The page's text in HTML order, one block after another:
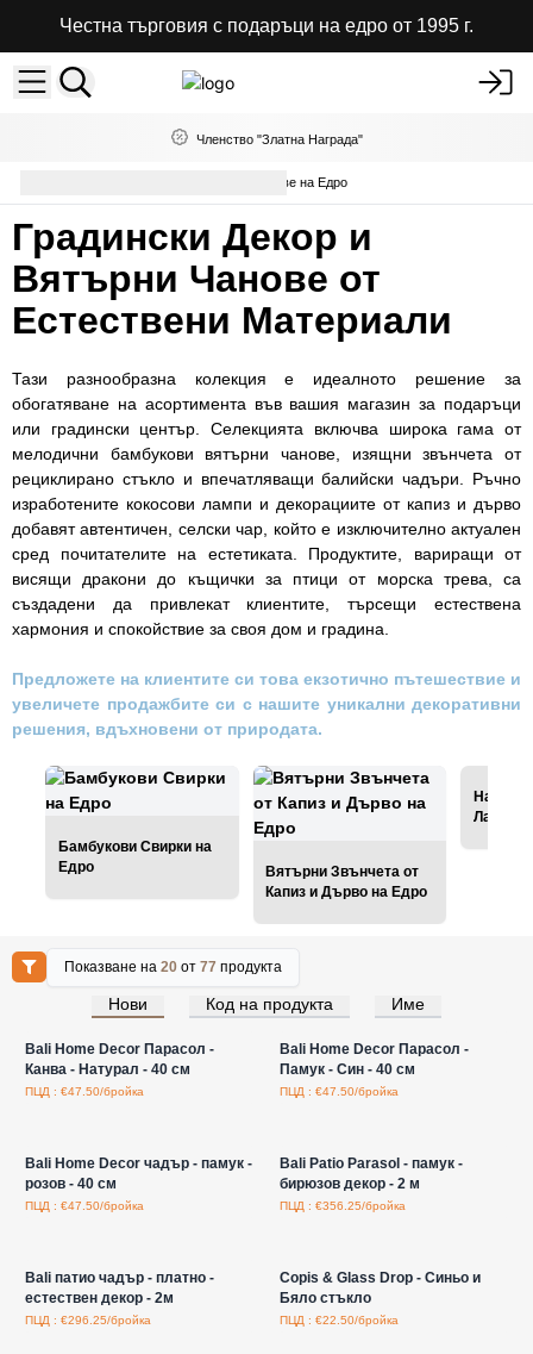
Честна търговия с подаръци на едро от 1995 г.
Членство "Златна Награда"
Градински Декор и Вятърни Чанове на Едро
Градински Декор и
Вятърни Чанове от
Естествени Материали
Тази разнообразна колекция е идеалното решение за
обогатяване на асортимента във вашия магазин за подаръци
или градински център. Селекцията включва широка гама от
мелодични бамбукови вятърни чанове, изящни звънчета от
рециклирано стъкло и впечатляващи балийски чадъри. Ръчно
изработените кокосови лампи и декорациите от капиз и дърво
добавят автентичен, селски чар, който е изключително актуален
сред почитателите на естетиката. Продуктите, вариращи от
висящи дракони до къщички за птици от морска трева, са
създадени да привлекат клиентите, търсещи естествена
хармония и спокойствие за своя дом и градина.
Предложете на клиентите си това екзотично пътешествие и
увеличете продажбите си с нашите уникални декоративни
решения, вдъхновени от природата.
Бамбукови Свирки на
Едро
Вятърни Звънчета от
Капиз и Дърво на Едро
Лампи
Показване на20 от77 продукта
Нови Код на продукта Име
Влезте за цени на едро
Bali Home Decor Парасол -
Канва - Натурал - 40 см
ПЦД : €47.50/бройка
Влезте за цени на едро
Bali Home Decor Парасол -
Памук - Син - 40 см
ПЦД : €47.50/бройка
Bali Home Decor чадър - памук -
розов - 40 см
ПЦД : €47.50/бройка
Bali Patio Parasol - памук -
бирюзов декор - 2 м
ПЦД : €356.25/бройка
Bali патио чадър - платно -
естествен декор - 2м
ПЦД : €296.25/бройка
Copis & Glass Drop - Синьо и
Бяло стъкло
ПЦД : €22.50/бройка